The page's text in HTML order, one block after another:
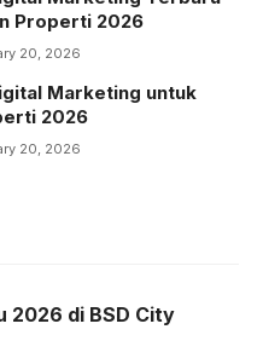
Properti 2026
20, 2026
Marketing untuk
2026
20, 2026
2026 di BSD City